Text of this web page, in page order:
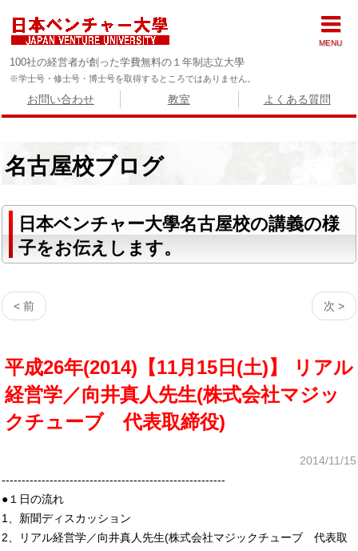
100社の経営者が創った学費無料の１年制志立大學
※学士号・修士号・博士号を取得するところではありません。
お問い合わせ 教室 よくある質問
名古屋校ブログ
日本ベンチャー大學名古屋校の講義の様
子をお伝えします。
< 前 次 >
平成26年(2014)【11月15日(土)】 リアル
経営学／向井真人先生(株式会社マジッ
クチューブ 代表取締役)
2014/11/15
--------------------------------------------------------
●１日の流れ
1、新聞ディスカッション
2、リアル経営学／向井真人先生(株式会社マジックチューブ 代表取
MENU